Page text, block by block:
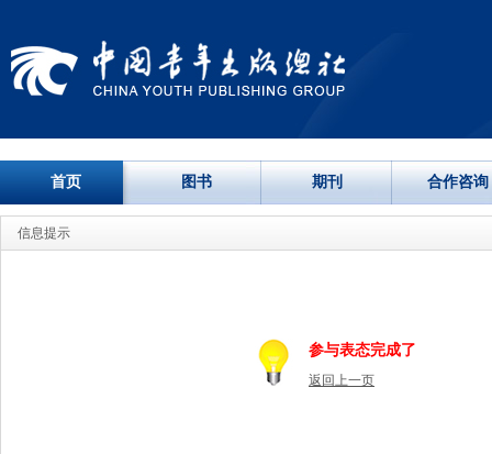
首页 图书 期刊 合作咨询
信息提示
参与表态完成了
返回上一页